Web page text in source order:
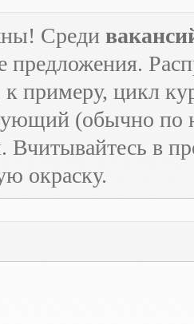
Среди
к примеру, цикл
(обычно по
Вчитывайтесь в
окраску.